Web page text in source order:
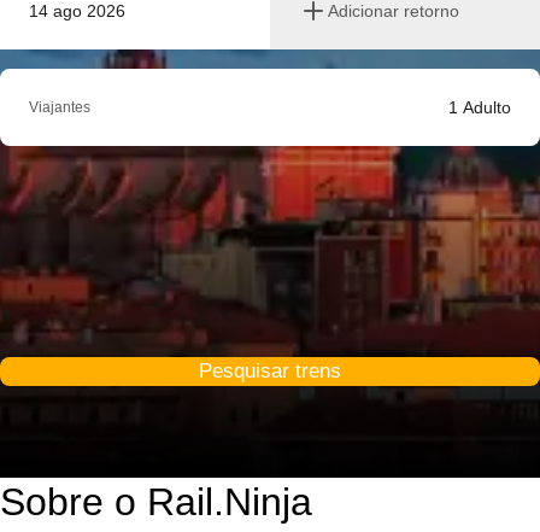
14 ago 2026 Adicionar retorno
Viajantes 1 Adulto
Pesquisar trens
Sobre o Rail.Ninja